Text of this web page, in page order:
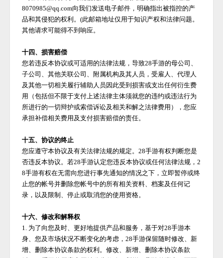
8070985@qq.com向我们发送电子邮件，明确指出被指控的产
品和其侵犯的权利。(此邮箱地址仅用于知识产权和法律问题。
其他请求可能得不到响应。
十四、损害赔偿
您若违反本协议或可适用的法律法规，导致28手游的母公司、
子公司、其他关联公司、附属机构及其人员，受雇人、代理人
及其他一切相关履行辅助人员因此受到损害或支出任何衍生费
用（包括但不限于支付上述法律主体须就您的违约或违法行为
所进行的一切辩护或索偿诉讼及相关和解之法律费用），您应
承担补偿相关费用及支付损害赔偿的责任。
十五、协议的终止
您应遵守本协议及有关法律法规的规定。28手游有权判断您是
否违反本协议。若28手游认定您违反本协议或任何法律法规，2
8手游有权在无需向您进行事先通知的情况之下，立即暂停或终
止您的帐号并删除您帐号中的所有相关资料、档案及任何记
录，以及限制、停止或取消您的使用资格。
十六、修改和解释权
1. 为了向您及时、更好地提供产品和服务，基于对28手游本
身、您及市场状况不断变化的考虑，28手游保留随时修改、新
增、删除本协议条款的权利。修改、新增、删除本协议条款